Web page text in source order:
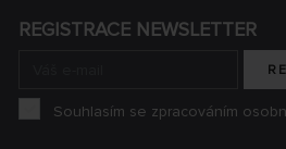
REGISTRACE NEWSLETTER
Souhlasím se zpracováním